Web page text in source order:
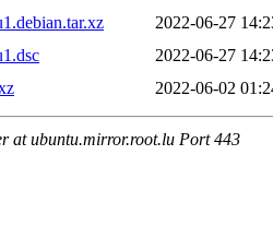
2022-06-27
2022-06-27
2022-06-02
at ubuntu.mirror.root.lu Port 443